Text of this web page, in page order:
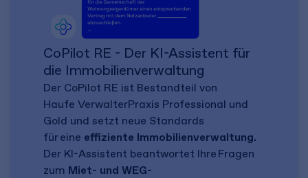
CoPilot RE - Der KI-Assistent für
die Immobilienverwaltung
Der CoPilot RE ist Bestandteil von
Haufe VerwalterPraxis Professional und
Gold und setzt neue Standards
für eine effiziente Immobilienverwaltung.
Der KI-Assistent beantwortet Ihre Fragen
zum Miet- und WEG-